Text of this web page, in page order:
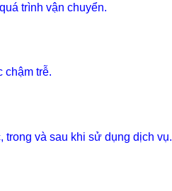
trình vận chuyển.
chậm trễ.
và sau khi sử dụng dịch vụ.